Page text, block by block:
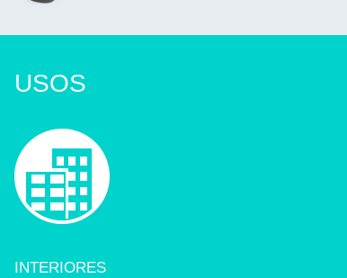
USOS
INTERIORES